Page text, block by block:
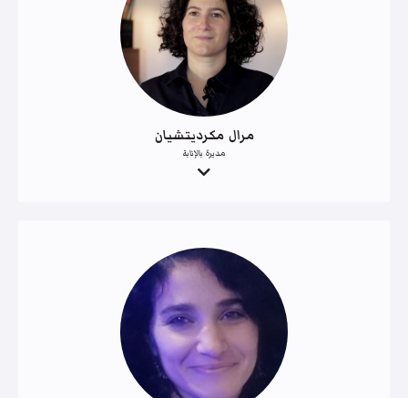
مرال مكرديتشيان
مديرة بالإنابة